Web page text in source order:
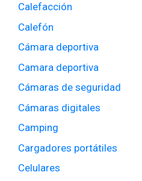
Calefacción
Calefón
Cámara deportiva
Camara deportiva
Cámaras de seguridad
Cámaras digitales
Camping
Cargadores portátiles
Celulares